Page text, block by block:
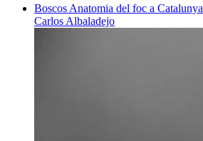
Boscos Anatomia del foc a Catalunya
Carlos Albaladejo